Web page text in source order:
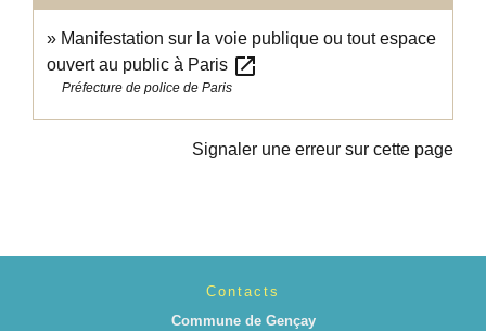
Manifestation sur la voie publique ou tout espace
ouvert au public à Paris open_in_new
Préfecture de police de Paris
Signaler une erreur sur cette page
Contacts
Commune de Gençay